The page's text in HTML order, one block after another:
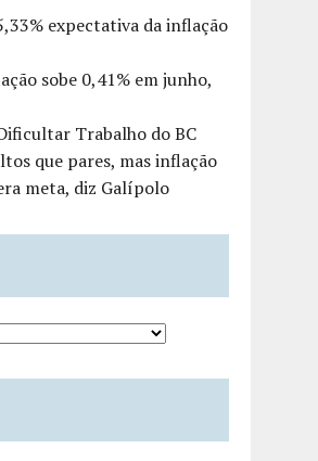
expectativa da inflação
sobe 0,41% em junho,
Trabalho do BC
que pares, mas inflação
meta, diz Galípolo